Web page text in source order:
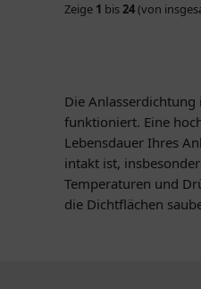
Zeige 1 bis24(von
Die
funktioniert. Eine
Lebensdauer Ihres
intakt ist,
Temperaturen und
die Dichtflächen